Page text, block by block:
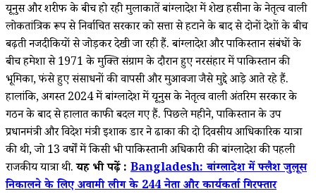
यूनुस और शरीफ के बीच हो रही मुलाकातें बांग्लादेश में शेख हसीना के नेतृत्व वाली
लोकतांत्रिक रूप से निर्वाचित सरकार को सत्ता से हटाने के बाद से दोनों देशों के बीच
बढ़ती नजदीकियों से जोड़कर देखी जा रही हैं. बांग्लादेश और पाकिस्तान संबंधों के
बीच हमेशा से 1971 के मुक्ति संग्राम के दौरान हुए नरसंहार में पाकिस्तान की
भूमिका, फंसे हुए संसाधनों की वापसी और मुआवजा जैसे मुद्दे आड़े आते रहे हैं.
हालांकि, अगस्त 2024 में बांग्लादेश में यूनुस के नेतृत्व वाली अंतरिम सरकार के
गठन के बाद से हालात काफी बदल गए हैं. पिछले महीने, पाकिस्तान के उप
प्रधानमंत्री और विदेश मंत्री इशाक डार ने ढाका की दो दिवसीय आधिकारिक यात्रा
की थी, जो 13 वर्षों में किसी भी पाकिस्तानी अधिकारी की बांग्लादेश की पहली
राजकीय यात्रा थी.यह भी पढ़ें : Bangladesh: बांग्लादेश में फ्लैश जुलूस
निकालने के लिए अवामी लीग के 244 नेता और कार्यकर्ता गिरफ्तार